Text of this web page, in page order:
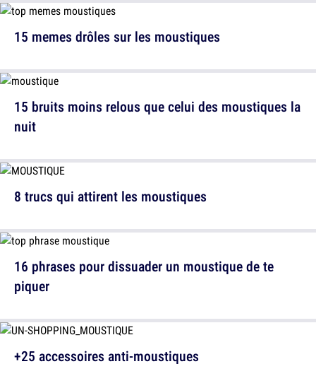
15 bruits moins relous que celui des moustiques la
nuit
16 phrases pour dissuader un moustique de te
piquer
15 memes drôles sur les moustiques
8 trucs qui attirent les moustiques
+25 accessoires anti-moustiques